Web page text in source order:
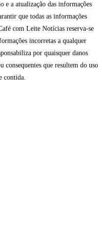
e a atualização das informações
que todas as informações
com Leite Notícias reserva-se
incorretas a qualquer
por quaisquer danos
consequentes que resultem do uso
contida.